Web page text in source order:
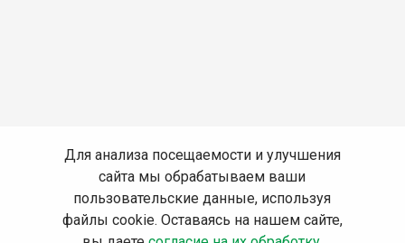
Для анализа посещаемости и улучшения
сайта мы обрабатываем ваши
пользовательские данные, используя
файлы cookie. Оставаясь на нашем сайте,